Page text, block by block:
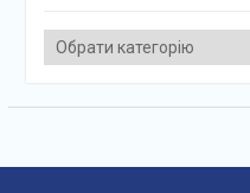
Категорії